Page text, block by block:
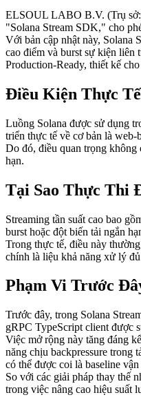
ELSOUL LABO B.V. (Trụ sở:
"Solana Stream SDK," cho
Với bản cập nhật này, Solana
cao điểm và burst sự kiện liên
Production-Ready, thiết kế
Điều Kiện Thực
Luồng Solana được sử dụng
triển thực tế về cơ bản là
Do đó, điều quan trọng
hạn.
Tại Sao Thực Thi
Streaming tần suất cao bao
burst hoặc đột biến tải ngắn
Trong thực tế, điều này
chính là liệu khả năng xử lý
Phạm Vi Trước
Trước đây, trong Solana
gRPC TypeScript client được
Việc mở rộng này tăng đáng
năng chịu backpressure trong
có thể được coi là baseline
So với các giải pháp thay thế
trong việc nâng cao hiệu suất